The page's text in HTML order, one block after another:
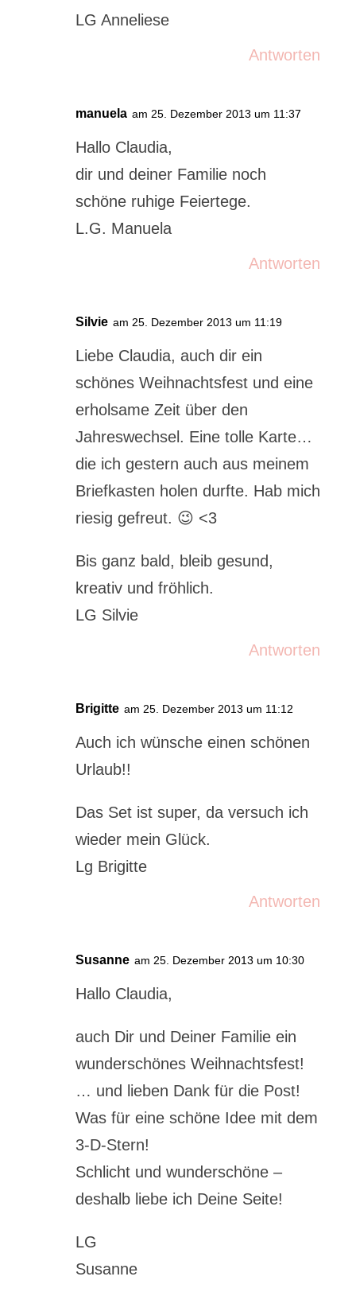
LG Anneliese
Antworten
manuela am 25. Dezember 2013 um 11:37
Hallo Claudia,
dir und deiner Familie noch
schöne ruhige Feiertege.
L.G. Manuela
Antworten
Silvie am 25. Dezember 2013 um 11:19
Liebe Claudia, auch dir ein
schönes Weihnachtsfest und eine
erholsame Zeit über den
Jahreswechsel. Eine tolle Karte…
die ich gestern auch aus meinem
Briefkasten holen durfte. Hab mich
riesig gefreut. 😉 <3
Bis ganz bald, bleib gesund,
kreativ und fröhlich.
LG Silvie
Antworten
Brigitte am 25. Dezember 2013 um 11:12
Auch ich wünsche einen schönen
Urlaub!!
Das Set ist super, da versuch ich
wieder mein Glück.
Lg Brigitte
Antworten
Susanne am 25. Dezember 2013 um 10:30
Hallo Claudia,
auch Dir und Deiner Familie ein
wunderschönes Weihnachtsfest!
… und lieben Dank für die Post!
Was für eine schöne Idee mit dem
3-D-Stern!
Schlicht und wunderschöne –
deshalb liebe ich Deine Seite!
LG
Susanne